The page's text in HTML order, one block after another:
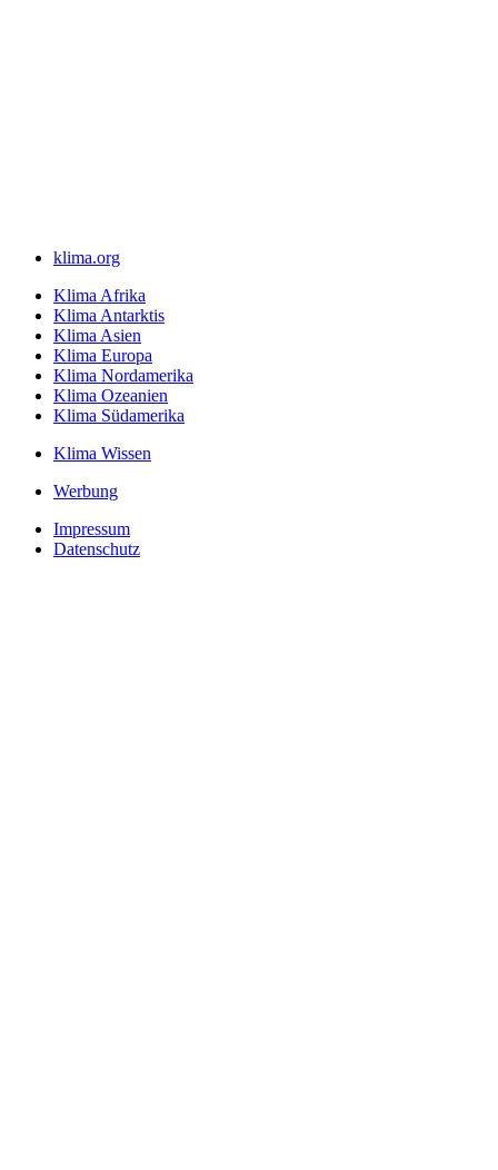
klima.org
Klima Afrika
Klima Antarktis
Klima Asien
Klima Europa
Klima Nordamerika
Klima Ozeanien
Klima Südamerika
Klima Wissen
Werbung
Impressum
Datenschutz